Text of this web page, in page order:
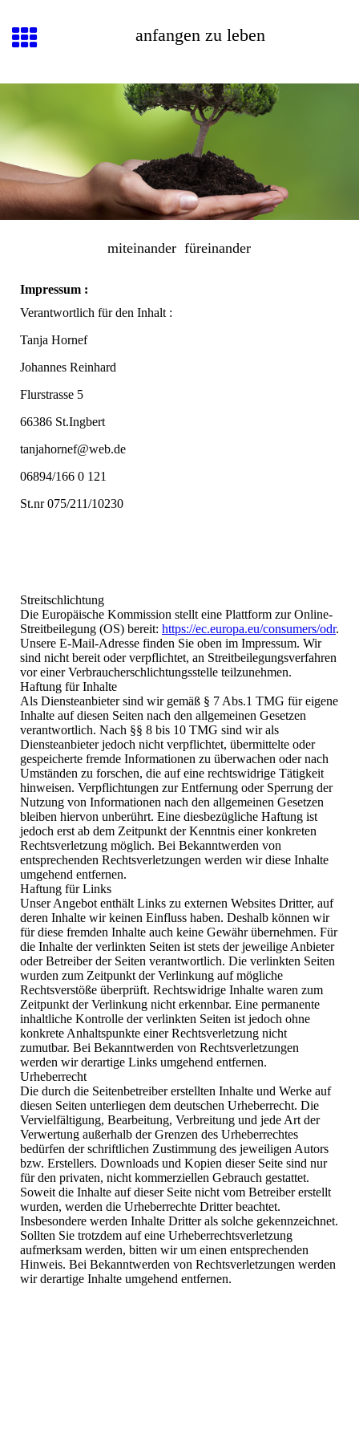
anfangen zu leben
miteinander füreinander
Impressum :
Verantwortlich für den Inhalt :
Tanja Hornef
Johannes Reinhard
Flurstrasse 5
66386 St.Ingbert
tanjahornef@web.de
06894/166 0 121
St.nr 075/211/10230
Streitschlichtung
Die Europäische Kommission stellt eine Plattform zur Online-
Streitbeilegung (OS) bereit: https://ec.europa.eu/consumers/odr.
Unsere E-Mail-Adresse finden Sie oben im Impressum. Wir
sind nicht bereit oder verpflichtet, an Streitbeilegungsverfahren
vor einer Verbraucherschlichtungsstelle teilzunehmen.
Haftung für Inhalte
Als Diensteanbieter sind wir gemäß § 7 Abs.1 TMG für eigene
Inhalte auf diesen Seiten nach den allgemeinen Gesetzen
verantwortlich. Nach §§ 8 bis 10 TMG sind wir als
Diensteanbieter jedoch nicht verpflichtet, übermittelte oder
gespeicherte fremde Informationen zu überwachen oder nach
Umständen zu forschen, die auf eine rechtswidrige Tätigkeit
hinweisen. Verpflichtungen zur Entfernung oder Sperrung der
Nutzung von Informationen nach den allgemeinen Gesetzen
bleiben hiervon unberührt. Eine diesbezügliche Haftung ist
jedoch erst ab dem Zeitpunkt der Kenntnis einer konkreten
Rechtsverletzung möglich. Bei Bekanntwerden von
entsprechenden Rechtsverletzungen werden wir diese Inhalte
umgehend entfernen.
Haftung für Links
Unser Angebot enthält Links zu externen Websites Dritter, auf
deren Inhalte wir keinen Einfluss haben. Deshalb können wir
für diese fremden Inhalte auch keine Gewähr übernehmen. Für
die Inhalte der verlinkten Seiten ist stets der jeweilige Anbieter
oder Betreiber der Seiten verantwortlich. Die verlinkten Seiten
wurden zum Zeitpunkt der Verlinkung auf mögliche
Rechtsverstöße überprüft. Rechtswidrige Inhalte waren zum
Zeitpunkt der Verlinkung nicht erkennbar. Eine permanente
inhaltliche Kontrolle der verlinkten Seiten ist jedoch ohne
konkrete Anhaltspunkte einer Rechtsverletzung nicht
zumutbar. Bei Bekanntwerden von Rechtsverletzungen
werden wir derartige Links umgehend entfernen.
Urheberrecht
Die durch die Seitenbetreiber erstellten Inhalte und Werke auf
diesen Seiten unterliegen dem deutschen Urheberrecht. Die
Vervielfältigung, Bearbeitung, Verbreitung und jede Art der
Verwertung außerhalb der Grenzen des Urheberrechtes
bedürfen der schriftlichen Zustimmung des jeweiligen Autors
bzw. Erstellers. Downloads und Kopien dieser Seite sind nur
für den privaten, nicht kommerziellen Gebrauch gestattet.
Soweit die Inhalte auf dieser Seite nicht vom Betreiber erstellt
wurden, werden die Urheberrechte Dritter beachtet.
Insbesondere werden Inhalte Dritter als solche gekennzeichnet.
Sollten Sie trotzdem auf eine Urheberrechtsverletzung
aufmerksam werden, bitten wir um einen entsprechenden
Hinweis. Bei Bekanntwerden von Rechtsverletzungen werden
wir derartige Inhalte umgehend entfernen.